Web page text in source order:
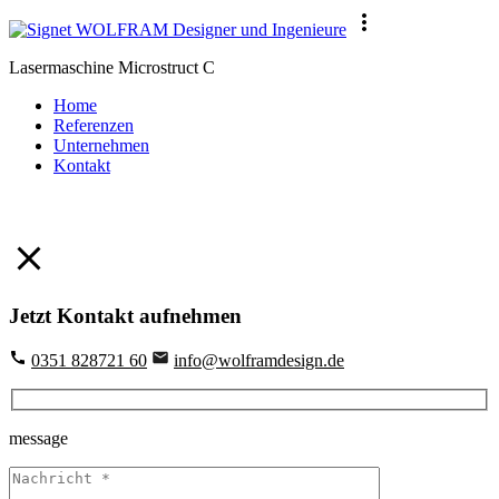
Lasermaschine Microstruct C
Home
Referenzen
Unternehmen
Kontakt
Jetzt Kontakt aufnehmen
0351 828721 60 info@wolframdesign.de
message